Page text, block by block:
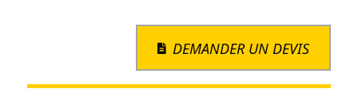
DEMANDER UN DEVIS